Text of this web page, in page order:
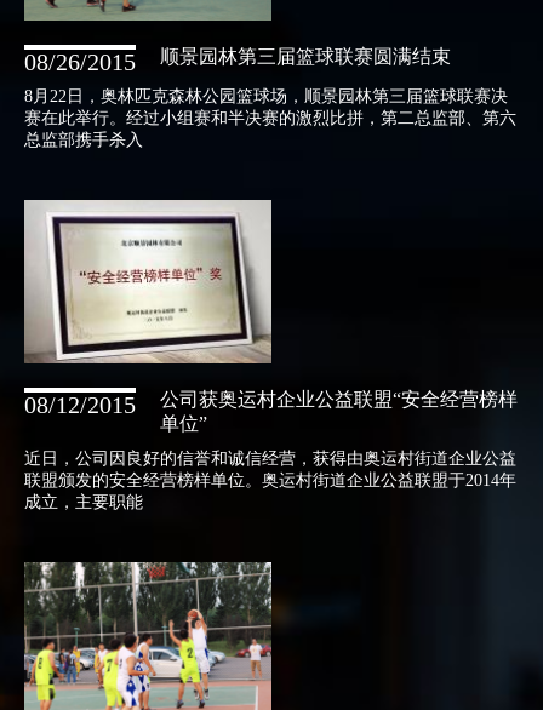
08/26/2015 顺景园林第三届篮球联赛圆满结束
8月22日，奥林匹克森林公园篮球场，顺景园林第三届篮球联赛决
赛在此举行。经过小组赛和半决赛的激烈比拼，第二总监部、第六
总监部携手杀入
08/12/2015
公司获奥运村企业公益联盟“安全经营榜样
单位”
近日，公司因良好的信誉和诚信经营，获得由奥运村街道企业公益
联盟颁发的安全经营榜样单位。奥运村街道企业公益联盟于2014年
成立，主要职能